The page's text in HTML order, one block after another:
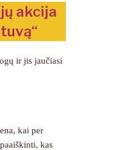
akcija
ir jis jaučiasi
kai per
kas